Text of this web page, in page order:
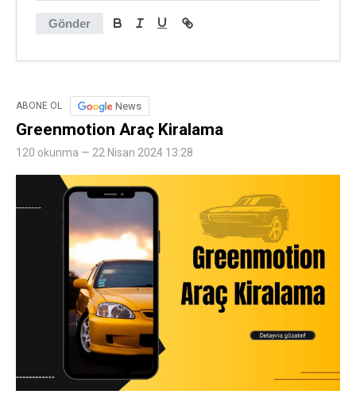
Gönder
ABONE OL News
Greenmotion Araç Kiralama
120 okunma — 22 Nisan 2024 13:28